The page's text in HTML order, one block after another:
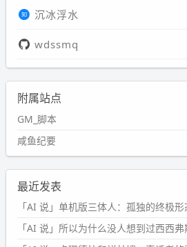
沉冰浮水
wdssmq
附属站点
GM_脚本
咸鱼纪要
最近发表
「AI 说」单机版三体人：孤独的终极形
「AI 说」所以为什么没人想到过西西弗